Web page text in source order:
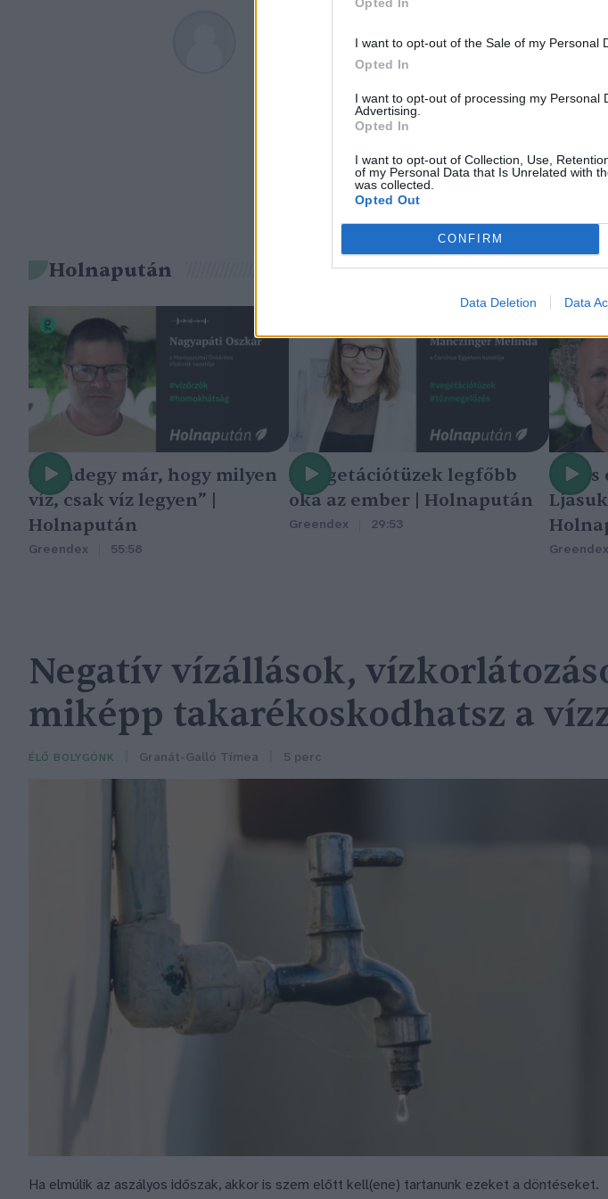
I want to opt-out of the Sale of my Personal
Opted In
I want to opt-out of processing my Personal
Advertising.
Opted In
I want to opt-out of Collection, Use,
of my Personal Data that Is Unrelated with
was collected.
Opted Out
CONFIRM
Data Deletion Data
Greendex
A szerző további cikkei
Holnapután
„Mindegy már, hogy milyen
víz, csak víz legyen” |
Holnapután
Greendex 55:58
A vegetációtüzek legfőbb
oka az ember | Holnapután
Greendex 29:53
Nincs
Greendex
Negatív vízállások,
miképp takarékoskodhatsz a
ÉLŐ BOLYGÓNK Granát-Galló Tímea 5 perc
Ha elmúlik az aszályos időszak, akkor is szem előtt kell(ene) tartanunk ezeket a döntéseket.